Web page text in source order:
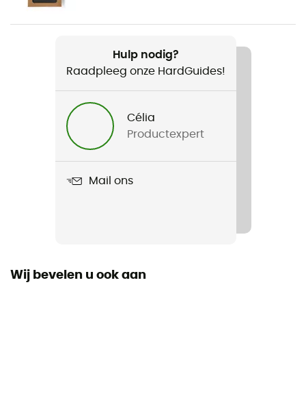
Gewicht
Nano Puff® Hoody
Waterdicht
Waterafstotend
Label
Hulp nodig?
Raadpleeg onze HardGuides!
Célia
Productexpert
Mail ons
Wij bevelen u ook aan